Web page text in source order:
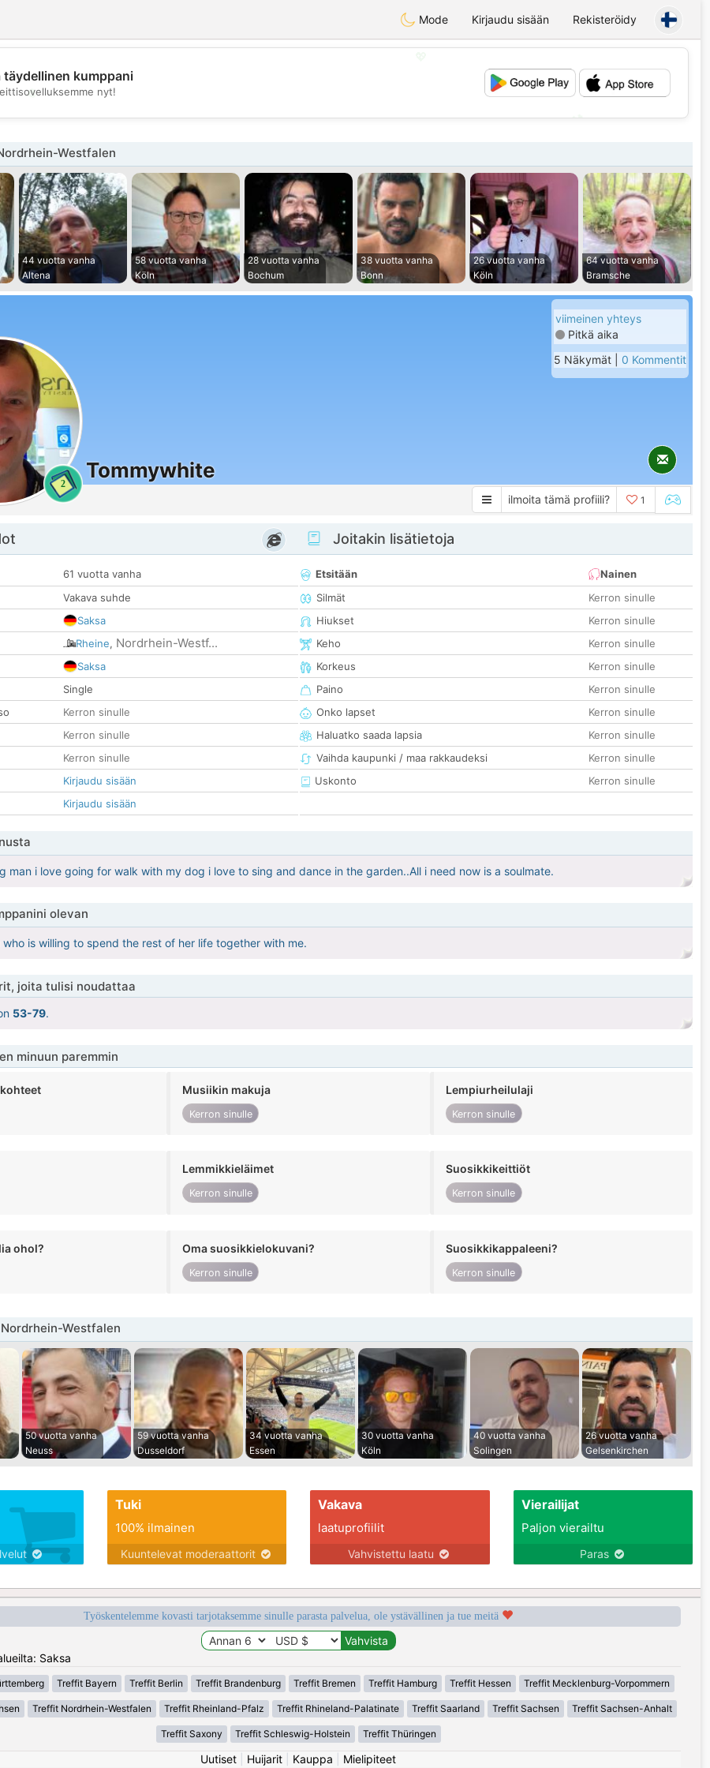
Mode Kirjaudu sisään Rekisteröidy
💕
täydellinen kumppani
nyt!
Westfalen
44 vuotta vanha
Altena
58 vuotta vanha
Köln
28 vuotta vanha
Bochum
38 vuotta vanha
Bonn
26 vuotta vanha
Köln
64 vuotta vanha
Bramsche
2
Tommywhite
viimeinen yhteys
Pitkä aika
5 Näkymät | 0 Kommentit
ilmoita tämä profiili? 1
61 vuotta vanha
Vakava suhde
Saksa
Rheine, Nordrhein-Westf...
Saksa
Single
Kerron sinulle
Kerron sinulle
Kerron sinulle
Kirjaudu sisään
Kirjaudu sisään
Joitakin lisätietoja
Etsitään
Nainen
Silmät
Kerron sinulle
Hiukset
Kerron sinulle
Keho
Kerron sinulle
Korkeus
Kerron sinulle
Paino
Kerron sinulle
Onko lapset
Kerron sinulle
Haluatko saada lapsia
Kerron sinulle
Vaihda kaupunki / maa rakkaudeksi
Kerron sinulle
Uskonto
Kerron sinulle
man i love going for walk with my dog i love to sing and dance in the garden..All i need now is a soulmate.
olevan
who is willing to spend the rest of her life together with me.
joita tulisi noudattaa
53-79.
minuun paremmin
Musiikin makuja
Kerron sinulle
Lempiurheilulaji
Kerron sinulle
Lemmikkieläimet
Kerron sinulle
Suosikkikeittiöt
Kerron sinulle
ohol? Oma suosikkielokuvani?
Kerron sinulle
Suosikkikappaleeni?
Kerron sinulle
Westfalen
50 vuotta vanha
Neuss
59 vuotta vanha
Dusseldorf
34 vuotta vanha
Essen
30 vuotta vanha
Köln
40 vuotta vanha
Solingen
26 vuotta vanha
Gelsenkirchen
Tuki
100% ilmainen
Kuuntelevat moderaattorit
Vakava
laatuprofiilit
Vahvistettu laatu
Vierailijat
Paljon vierailtu
Paras
Työskentelemme kovasti tarjotaksemme sinulle parasta palvelua, ole ystävällinen ja tue meitä
Saksa
Treffit Bayern Treffit Berlin Treffit Brandenburg Treffit Bremen Treffit Hamburg Treffit Hessen Treffit Mecklenburg-Vorpommern
Treffit Nordrhein-Westfalen Treffit Rheinland-Pfalz Treffit Rhineland-Palatinate Treffit Saarland Treffit Sachsen Treffit Sachsen-Anhalt
Treffit Saxony Treffit Schleswig-Holstein Treffit Thüringen
Uutiset Huijarit Kauppa Mielipiteet